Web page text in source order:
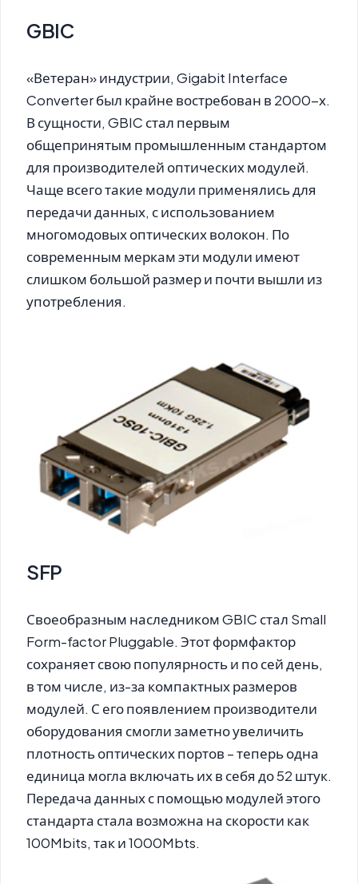
GBIC
«Ветеран» индустрии, Gigabit Interface
Converter был крайне востребован в 2000-х.
В сущности, GBIC стал первым
общепринятым промышленным стандартом
для производителей оптических модулей.
Чаще всего такие модули применялись для
передачи данных, с использованием
многомодовых оптических волокон. По
современным меркам эти модули имеют
слишком большой размер и почти вышли из
употребления.
SFP
Своеобразным наследником GBIC стал Small
Form-factor Pluggable. Этот формфактор
сохраняет свою популярность и по сей день,
в том числе, из-за компактных размеров
модулей. С его появлением производители
оборудования смогли заметно увеличить
плотность оптических портов – теперь одна
единица могла включать их в себя до 52 штук.
Передача данных с помощью модулей этого
стандарта стала возможна на скорости как
100Mbits, так и 1000Mbts.